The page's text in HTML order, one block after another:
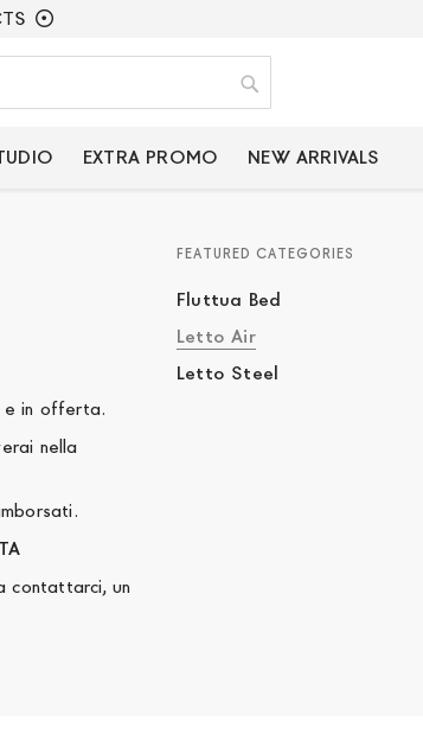
Search
EXTRA PROMO NEW ARRIVALS
online, in promozione e in offerta.
o rimborsati.
FEATURED CATEGORIES
Fluttua Bed
Letto Air
Letto Steel